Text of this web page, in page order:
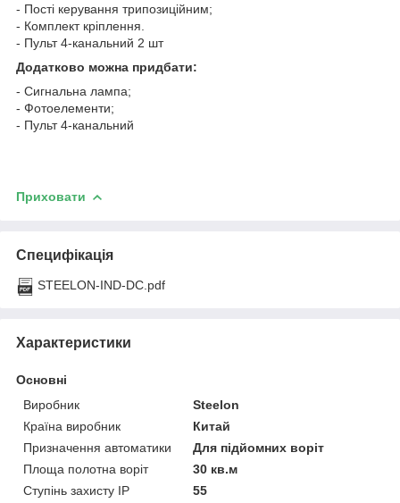
- Пості керування трипозиційним;
- Комплект кріплення.
- Пульт 4-канальний 2 шт
Додатково можна придбати:
- Сигнальна лампа;
- Фотоелементи;
- Пульт 4-канальний
Приховати
Специфікація
STEELON-IND-DC.pdf
Характеристики
Основні
Виробник
Steelon
Країна виробник
Китай
Призначення автоматики
Для підйомних воріт
Площа полотна воріт
30 кв.м
Ступінь захисту IP
55